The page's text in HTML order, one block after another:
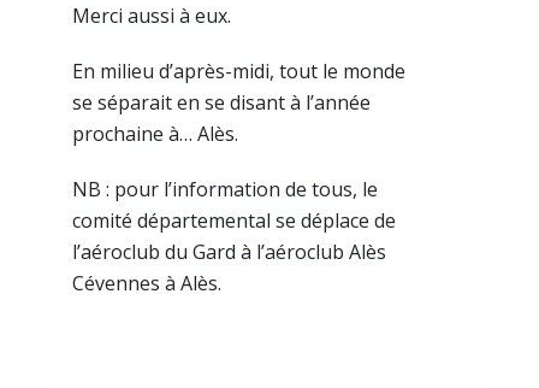
Merci aussi à eux.
En milieu d’après-midi, tout le monde
se séparait en se disant à l’année
prochaine à… Alès.
NB : pour l’information de tous, le
comité départemental se déplace de
l’aéroclub du Gard à l’aéroclub Alès
Cévennes à Alès.